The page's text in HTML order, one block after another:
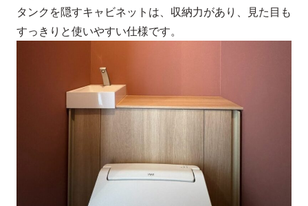
タンクを隠すキャビネットは、収納力があり、見た目も
すっきりと使いやすい仕様です。